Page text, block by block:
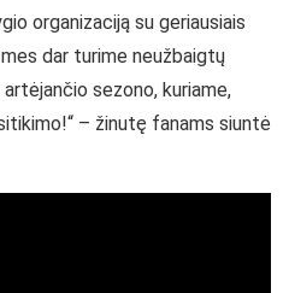
organizaciją su geriausiais
dar turime neužbaigtų
sezono, kuriame,
– žinutę fanams siuntė